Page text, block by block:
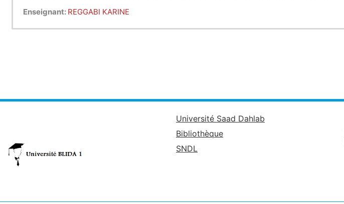
Enseignant: REGGABI KARINE
Université Saad Dahlab
Bibliothèque
SNDL